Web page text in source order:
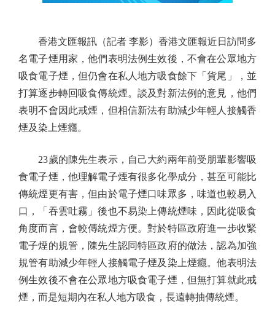
香港文匯報訊（記者 李影）香港文匯報近日訪問多
名電子煙用家，他們表明法例生效後，不會在公眾地方
吸食電子煙，但仍會在私人地方吸食餘下「貨尾」，並
打算逐步轉回吸食傳統煙。談及對新法例的意見，他們
表明不會因此戒煙，但相信新法有助減少年輕人接觸香
煙及染上煙癮。
23歲的陳先生表示，自己大約兩年前受朋輩影響吸
食電子煙，他理解電子煙有很多化學成分，甚至可能比
傳統煙更有害，但由於電子煙口味眾多，味道也較易入
口，「吞雲吐霧」後也不易染上傳統煙味，因此從吸食
角度而言，會較傳統煙方便。對於特區政府進一步收緊
電子煙的規管，陳先生認同特區政府的做法，認為加強
規管有助減少年輕人接觸電子煙及染上煙癮。他表明法
例生效後不會在公眾地方吸食電子煙，但無打算就此戒
煙，而是短期內在私人地方吸食，長遠轉抽傳統煙。